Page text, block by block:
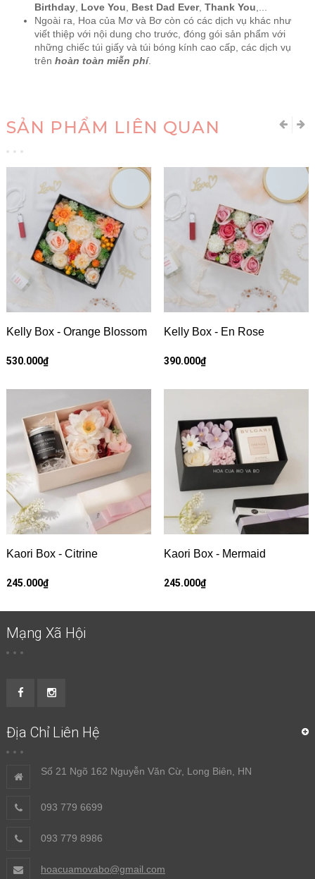
Birthday Love You Best Dad Ever, Thank You
Ngoài ra, Hoa của Mơ và Bơ còn có các dịch vụ khác như
viết thiệp với nội dung cho trước, đóng gói sản phẩm với
những chiếc túi giấy và túi bóng kính cao cấp, các dịch vụ
trên hoàn toàn miễn phí.
SẢN PHẨM LIÊN QUAN
Kelly Box - Orange Blossom
530.000₫
Kelly Box - En Rose
390.000₫
Kaori Box - Citrine
245.000₫
Kaori Box - Mermaid
245.000₫
Mạng Xã Hội
Địa Chỉ Liên Hệ
Số 21 Ngõ 162 Nguyễn Văn Cừ, Long Biên, HN
093 779 6699
093 779 8986
hoacuamovabo@gmail.com